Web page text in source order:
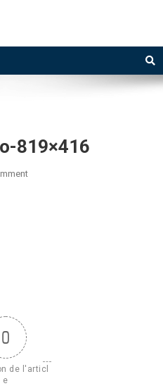
819×416
0
de l'articl
e